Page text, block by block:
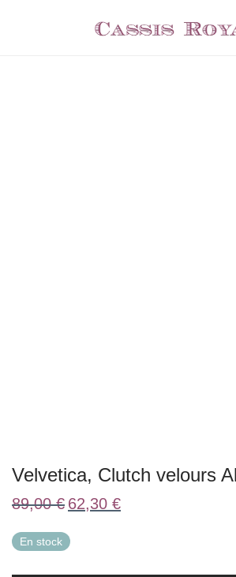
Velvetica, Clutch velours
89,00€ Le
prix
était :
89,00 €.
62,30 €Le
prix
En stock